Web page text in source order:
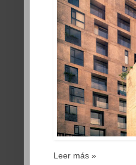
Leer más »